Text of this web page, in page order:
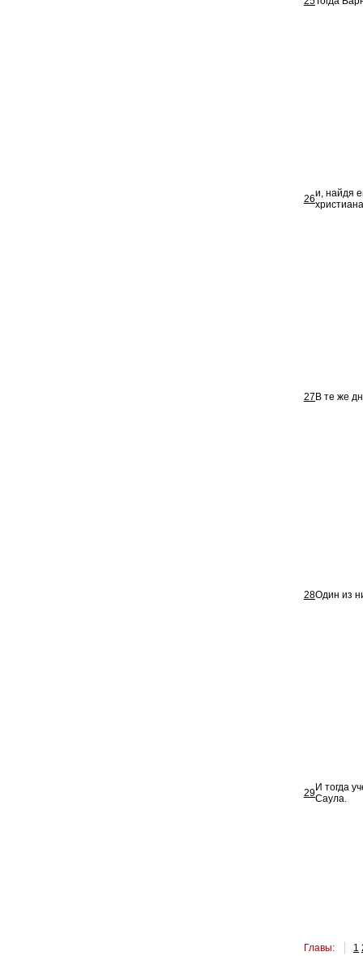
26и, найдя
27 В те же
28Один из
29И тогда
Саула.
Главы: 1